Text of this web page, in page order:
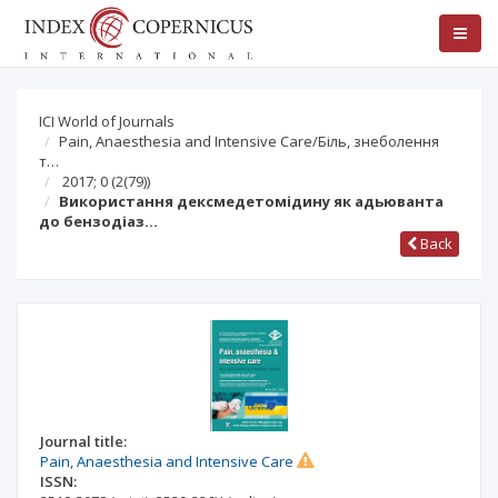
ICI World of Journals
Pain, Anaesthesia and Intensive Care/Біль, знеболення
т…
2017; 0 (2(79))
Використання дексмедетомідину як адьюванта
до бензодіаз…
Back
Journal title:
Pain, Anaesthesia and Intensive Care
ISSN: